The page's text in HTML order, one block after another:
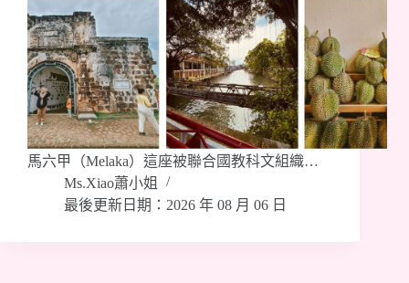
馬六甲（Melaka）這座被聯合國教科文組織…
Ms.Xiao蕭小姐
最後更新日期：2026 年 08 月 06 日